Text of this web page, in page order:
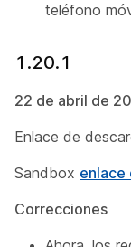
teléfono
1.20.1
22 de abril de
Enlace de
Sandbox enlace
Correcciones